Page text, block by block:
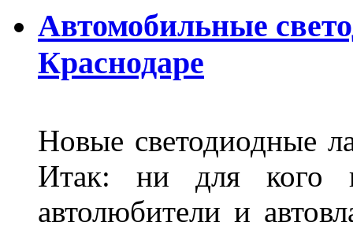
Автомобильные
Краснодаре
Новые светодиодные
Итак: ни для кого
автолюбители и